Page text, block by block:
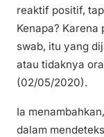
reaktif positif,
Kenapa?
swab, itu yang
atau tidaknya
(02/05/2020).
Ia
dalam